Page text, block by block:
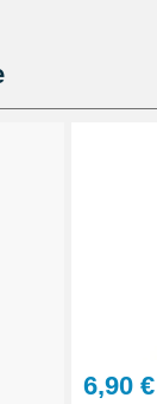
plastique
6,90 €